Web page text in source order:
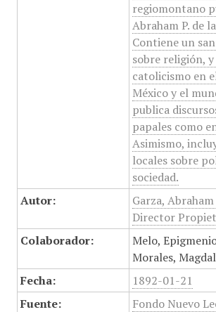
regiomontano
Abraham P. de
Contiene un
sobre religión,
catolicismo en
México y el
publica
papales como
Asimismo,
locales sobre
sociedad.
Autor:
Garza, Abraham
Director
Colaborador:
Melo,
Morales,
Fecha:
1892-01-21
Fuente:
Fondo Nuevo